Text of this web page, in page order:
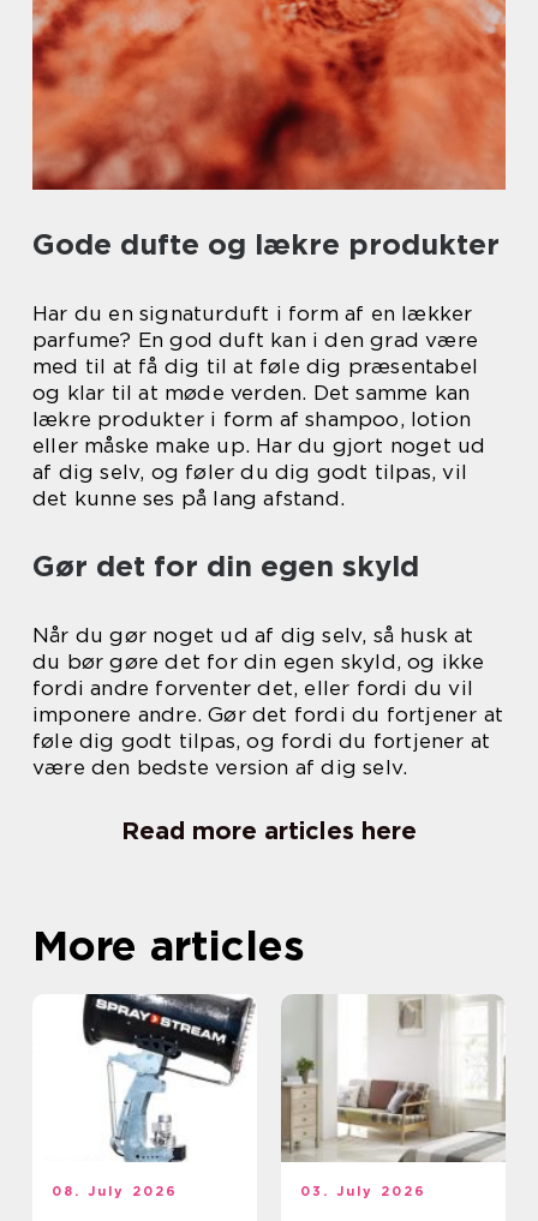
Gode dufte og lækre produkter
Har du en signaturduft i form af en lækker
parfume? En god duft kan i den grad være
med til at få dig til at føle dig præsentabel
og klar til at møde verden. Det samme kan
lækre produkter i form af shampoo, lotion
eller måske make up. Har du gjort noget ud
af dig selv, og føler du dig godt tilpas, vil
det kunne ses på lang afstand.
Gør det for din egen skyld
Når du gør noget ud af dig selv, så husk at
du bør gøre det for din egen skyld, og ikke
fordi andre forventer det, eller fordi du vil
imponere andre. Gør det fordi du fortjener at
føle dig godt tilpas, og fordi du fortjener at
være den bedste version af dig selv.
Read more articles here
More articles
08. July 2026 03. July 2026